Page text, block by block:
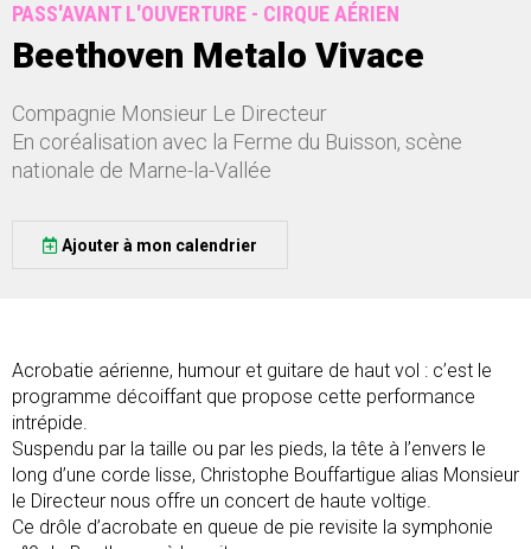
PASS'AVANT L'OUVERTURE - CIRQUE AÉRIEN
Beethoven Metalo Vivace
Compagnie Monsieur Le Directeur
En coréalisation avec la Ferme du Buisson, scène
nationale de Marne-la-Vallée
Ajouter à mon calendrier
Acrobatie aérienne, humour et guitare de haut vol : c’est le
programme décoiffant que propose cette performance
intrépide.
Suspendu par la taille ou par les pieds, la tête à l’envers le
long d’une corde lisse, Christophe Bouffartigue alias Monsieur
le Directeur nous offre un concert de haute voltige.
Ce drôle d’acrobate en queue de pie revisite la symphonie